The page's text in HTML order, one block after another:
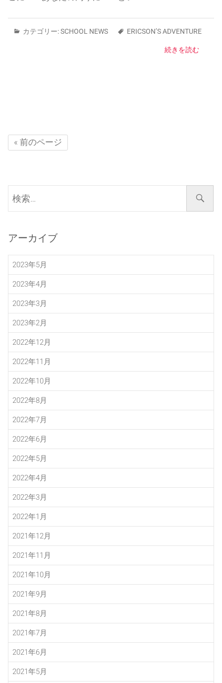
カテゴリー:SCHOOL NEWS ERICSON’S ADVENTURE
続きを読む
« 前のページ
索…
アーカイブ
2023年5月
2023年4月
2023年3月
2023年2月
2022年12月
2022年11月
2022年10月
2022年8月
2022年7月
2022年6月
2022年5月
2022年4月
2022年3月
2022年1月
2021年12月
2021年11月
2021年10月
2021年9月
2021年8月
2021年7月
2021年6月
2021年5月